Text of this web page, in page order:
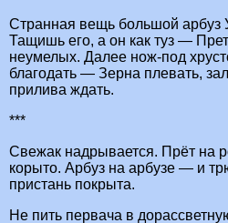
Странная вещь большой арбуз
Тащишь его, а он как туз —
неумелых. Далее нож-под
благодать — Зерна плевать,
прилива ждать.
***
Свежак надрывается. Прёт на
корыто. Арбуз на арбузе — и
пристань покрыта.
Не пить первача в